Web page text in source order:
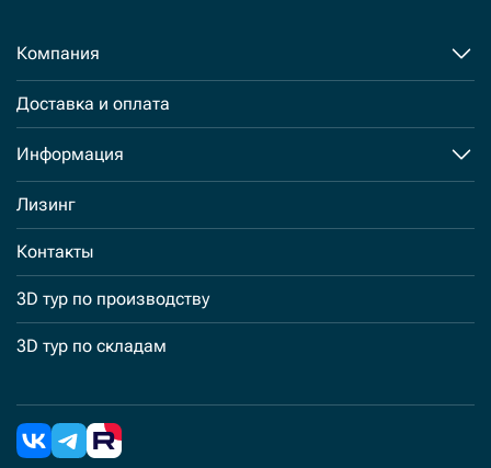
Компания
Доставка и оплата
Информация
Лизинг
Контакты
3D тур по производству
3D тур по складам